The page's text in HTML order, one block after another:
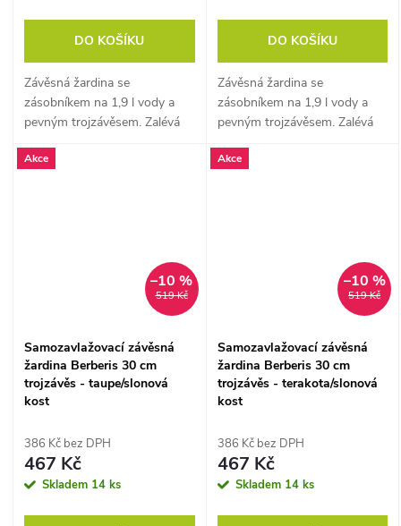
DO KOŠÍKU
Závěsná žardina se
zásobníkem na 1,9 l vody a
pevným trojzávěsem. Zalévá
vzduchu.
DO KOŠÍKU
Závěsná žardina se
zásobníkem na 1,9 l vody a
pevným trojzávěsem. Zalévá
vzduchu.
Akce
519 Kč
–10 %
Samozavlažovací závěsná
žardina Berberis 30 cm
trojzávěs - taupe/slonová
kost
386 Kč bez DPH
467 Kč
Skladem 14 ks
Akce
519 Kč
–10 %
Samozavlažovací závěsná
žardina Berberis 30 cm
trojzávěs - terakota/slonová
kost
386 Kč bez DPH
467 Kč
Skladem 14 ks